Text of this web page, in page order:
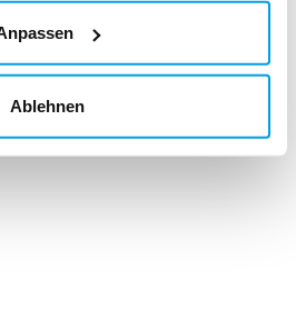
Ablehnen